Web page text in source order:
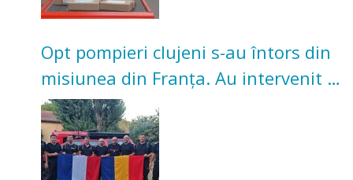
Opt pompieri clujeni s-au întors din
misiunea din Franța. Au intervenit la
incendii de vegetație și pădure